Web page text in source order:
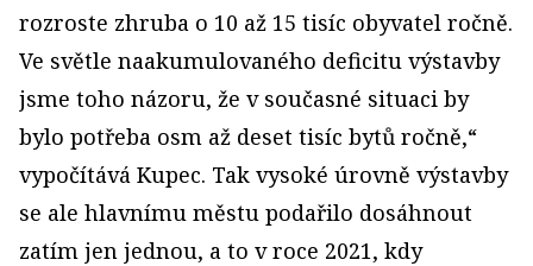
rozroste zhruba o 10 až 15 tisíc obyvatel ročně.
Ve světle naakumulovaného deficitu výstavby
jsme toho názoru, že v současné situaci by
bylo potřeba osm až deset tisíc bytů ročně,“
vypočítává Kupec. Tak vysoké úrovně výstavby
se ale hlavnímu městu podařilo dosáhnout
zatím jen jednou, a to v roce 2021, kdy